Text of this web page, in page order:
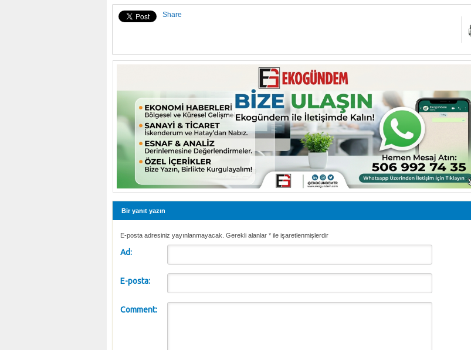
Share
Bir yanıt yazın
E-posta adresiniz yayınlanmayacak. Gerekli alanlar * ile işaretlenmişlerdir
Ad:
E-posta:
Comment: